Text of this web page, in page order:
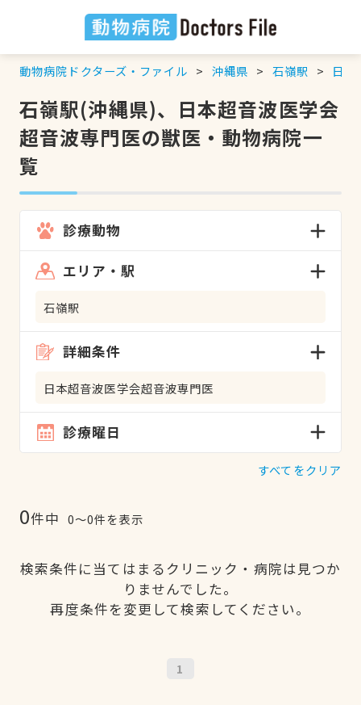
動物病院ドクターズ・ファイル 沖縄県 石嶺駅 日本
石嶺駅(沖縄県)、日本超音波医学会
超音波専門医の獣医・動物病院一
覧
診療動物
エリア・駅
石嶺駅
詳細条件
日本超音波医学会超音波専門医
診療曜日
すべてをクリア
0件中 0〜0件を表示
検索条件に当てはまるクリニック・病院は見つか
りませんでした。
再度条件を変更して検索してください。
1